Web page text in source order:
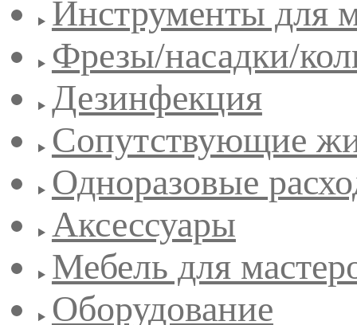
Инструменты для
Фрезы/насадки/
Дезинфекция
Сопутствующие
Одноразовые
Аксессуары
Мебель для
Оборудование